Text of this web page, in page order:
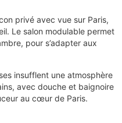
privé avec vue sur Paris,
Le salon modulable permet
pour s’adapter aux
insufflent une atmosphère
avec douche et baignoire
au cœur de Paris.